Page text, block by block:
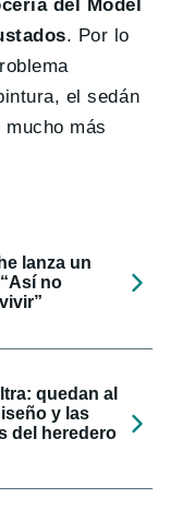
del Model
. Por lo
el sedán
más
lanza un
no
quedan al
y las
del heredero